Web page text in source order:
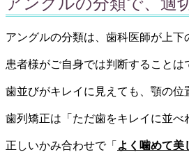
アングルの分類は、歯科医師が上下
患者様がご自身では判断することは
歯並びがキレイに見えても、顎の位
歯列矯正は「ただ歯をキレイに並べ
正しいかみ合わせで「 よく噛めて美